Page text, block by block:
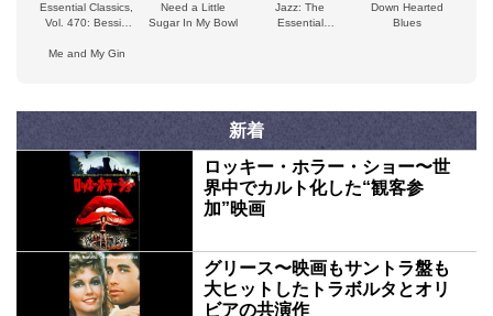
Essential Classics,
Vol. 470: Bessie
Need a Little
Sugar In My Bowl
Jazz: The
Essential
Down Hearted
Blues
Me and My Gin
新着
ロッキー・ホラー・ショー〜世
界中でカルト化した“観客参
加”映画
グリース〜映画もサントラ盤も
大ヒットしたトラボルタとオリ
ビアの共演作